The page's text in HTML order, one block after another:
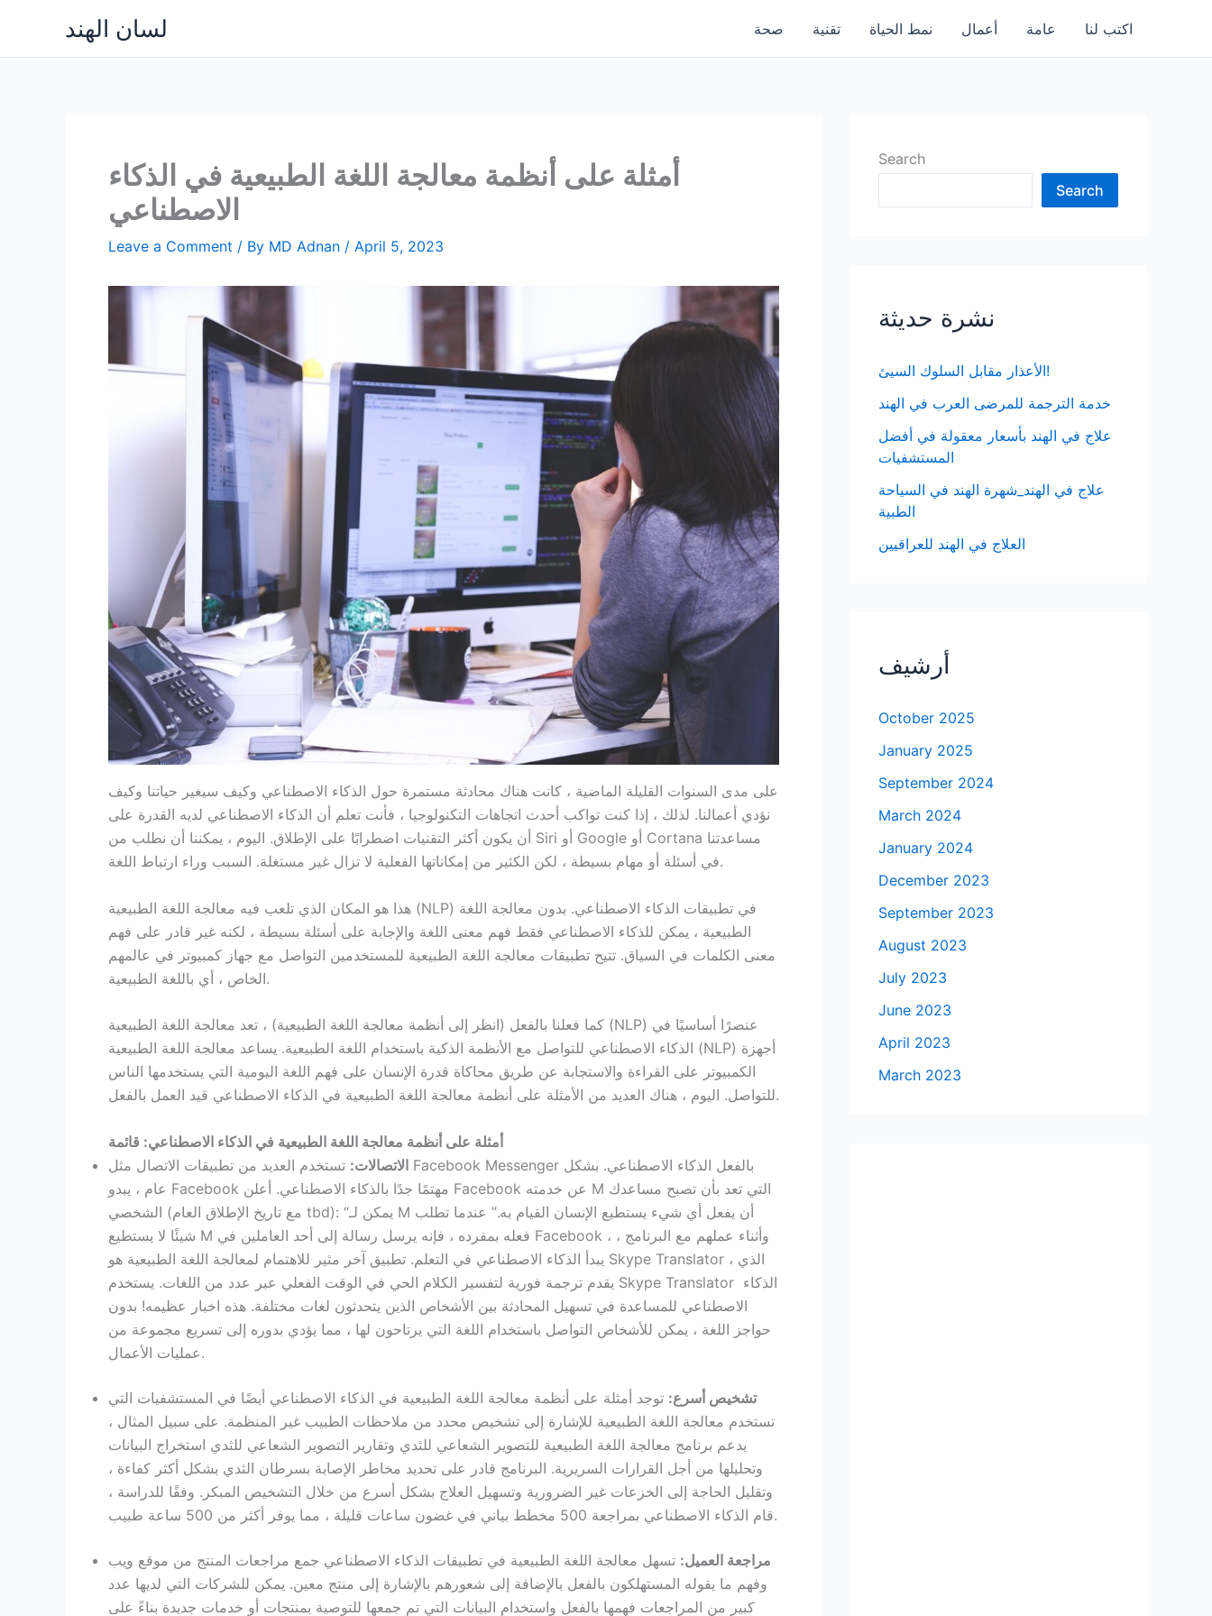
content
لسان الهند صحة تقنية نمط الحياة أعمال عامة اكتب لنا
أمثلة على أنظمة معالجة اللغة الطبيعية في الذكاء
الاصطناعي
Leave a Comment / By MD Adnan / April 5, 2023
على مدى السنوات القليلة الماضية ، كانت هناك محادثة مستمرة حول الذكاء الاصطناعي وكيف سيغير حياتنا وكيف
نؤدي أعمالنا. لذلك ، إذا كنت تواكب أحدث اتجاهات التكنولوجيا ، فأنت تعلم أن الذكاء الاصطناعي لديه القدرة على
أن يكون أكثر التقنيات اضطرابًا على الإطلاق. اليوم ، يمكننا أن نطلب من Siri أو Google أو Cortana مساعدتنا
في أسئلة أو مهام بسيطة ، لكن الكثير من إمكاناتها الفعلية لا تزال غير مستغلة. السبب وراء ارتباط اللغة.
هذا هو المكان الذي تلعب فيه معالجة اللغة الطبيعية (NLP) في تطبيقات الذكاء الاصطناعي. بدون معالجة اللغة
الطبيعية ، يمكن للذكاء الاصطناعي فقط فهم معنى اللغة والإجابة على أسئلة بسيطة ، لكنه غير قادر على فهم
معنى الكلمات في السياق. تتيح تطبيقات معالجة اللغة الطبيعية للمستخدمين التواصل مع جهاز كمبيوتر في عالمهم
الخاص ، أي باللغة الطبيعية.
كما فعلنا بالفعل (انظر إلى أنظمة معالجة اللغة الطبيعية) ، تعد معالجة اللغة الطبيعية (NLP) عنصرًا أساسيًا في
الذكاء الاصطناعي للتواصل مع الأنظمة الذكية باستخدام اللغة الطبيعية. يساعد معالجة اللغة الطبيعية (NLP) أجهزة
الكمبيوتر على القراءة والاستجابة عن طريق محاكاة قدرة الإنسان على فهم اللغة اليومية التي يستخدمها الناس
للتواصل. اليوم ، هناك العديد من الأمثلة على أنظمة معالجة اللغة الطبيعية في الذكاء الاصطناعي قيد العمل بالفعل.
أمثلة على أنظمة معالجة اللغة الطبيعية في الذكاء الاصطناعي: قائمة
الاتصالات: تستخدم العديد من تطبيقات الاتصال مثل Facebook Messenger بالفعل الذكاء الاصطناعي. بشكل
عام ، يبدو Facebook مهتمًا جدًا بالذكاء الاصطناعي. أعلن Facebook عن خدمته M التي تعد بأن تصبح مساعدك
الشخصي (مع تاريخ الإطلاق العام tbd): “يمكن لـ M أن يفعل أي شيء يستطيع الإنسان القيام به.” عندما تطلب
شيئًا لا يستطيع M فعله بمفرده ، فإنه يرسل رسالة إلى أحد العاملين في Facebook ، وأثناء عملهم مع البرنامج ،
يبدأ الذكاء الاصطناعي في التعلم. تطبيق آخر مثير للاهتمام لمعالجة اللغة الطبيعية هو Skype Translator ، الذي
يقدم ترجمة فورية لتفسير الكلام الحي في الوقت الفعلي عبر عدد من اللغات. يستخدم Skype Translator الذكاء
الاصطناعي للمساعدة في تسهيل المحادثة بين الأشخاص الذين يتحدثون لغات مختلفة. هذه اخبار عظيمه! بدون
حواجز اللغة ، يمكن للأشخاص التواصل باستخدام اللغة التي يرتاحون لها ، مما يؤدي بدوره إلى تسريع مجموعة من
عمليات الأعمال.
تشخيص أسرع: توجد أمثلة على أنظمة معالجة اللغة الطبيعية في الذكاء الاصطناعي أيضًا في المستشفيات التي
تستخدم معالجة اللغة الطبيعية للإشارة إلى تشخيص محدد من ملاحظات الطبيب غير المنظمة. على سبيل المثال ،
يدعم برنامج معالجة اللغة الطبيعية للتصوير الشعاعي للثدي وتقارير التصوير الشعاعي للثدي استخراج البيانات
وتحليلها من أجل القرارات السريرية. البرنامج قادر على تحديد مخاطر الإصابة بسرطان الثدي بشكل أكثر كفاءة ،
وتقليل الحاجة إلى الخزعات غير الضرورية وتسهيل العلاج بشكل أسرع من خلال التشخيص المبكر. وفقًا للدراسة ،
قام الذكاء الاصطناعي بمراجعة 500 مخطط بياني في غضون ساعات قليلة ، مما يوفر أكثر من 500 ساعة طبيب.
مراجعة العميل: تسهل معالجة اللغة الطبيعية في تطبيقات الذكاء الاصطناعي جمع مراجعات المنتج من موقع ويب
وفهم ما يقوله المستهلكون بالفعل بالإضافة إلى شعورهم بالإشارة إلى منتج معين. يمكن للشركات التي لديها عدد
كبير من المراجعات فهمها بالفعل واستخدام البيانات التي تم جمعها للتوصية بمنتجات أو خدمات جديدة بناءً على
Search
Search
نشرة حديثة
الأعذار مقابل السلوك السيئ!
خدمة الترجمة للمرضى العرب في الهند
علاج في الهند بأسعار معقولة في أفضل
المستشفيات
علاج في الهند_شهرة الهند في السياحة
الطبية
العلاج في الهند للعراقيين
أرشيف
October 2025
January 2025
September 2024
March 2024
January 2024
December 2023
September 2023
August 2023
July 2023
June 2023
April 2023
March 2023